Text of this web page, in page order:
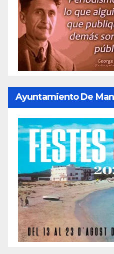
Ayuntamiento De